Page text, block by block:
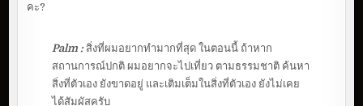
คะ?
Palm : สิ่งที่ผมอยากทำมากที่สุด ในตอนนี้ ถ้าหาก
สถานการณ์ปกติ ผมอยากจะไปเที่ยว ตามธรรมชาติ ค้นหา
สิ่งที่ตัวเอง ยังขาดอยู่ และเติมเต็มในสิ่งที่ตัวเอง ยังไม่เคย
ได้สัมผัสครับ